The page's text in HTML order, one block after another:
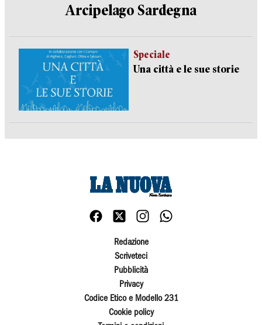
Arcipelago Sardegna
Speciale
Una città e le sue storie
Redazione
Scriveteci
Pubblicità
Privacy
Codice Etico e Modello 231
Cookie policy